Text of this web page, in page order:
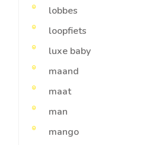
lobbes
loopfiets
luxe baby
maand
maat
man
mango